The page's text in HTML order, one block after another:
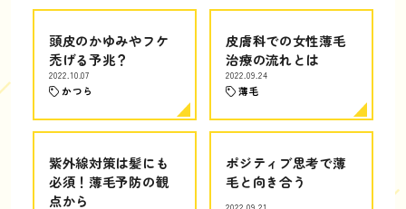
頭皮のかゆみやフケ
禿げる予兆？
2022.10.07
かつら
皮膚科での女性薄毛
治療の流れとは
2022.09.24
薄毛
紫外線対策は髪にも
必須！薄毛予防の観
点から
ポジティブ思考で薄
毛と向き合う